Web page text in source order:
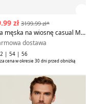
zł 3199.99 zł*
Kurtka męska na wiosnę casual MooRER
dostawa
| 54 | 56
cena w okresie 30 dni przed obniżką
męska na zimę